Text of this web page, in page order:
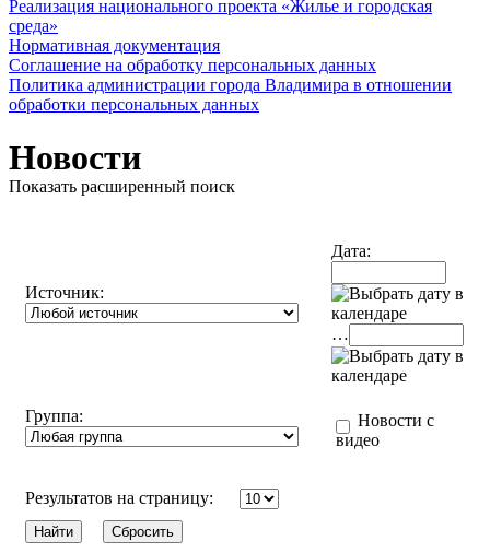
Реализация национального проекта «Жилье и городская
среда»
Нормативная документация
Соглашение на обработку персональных данных
Политика администрации города Владимира в отношении
обработки персональных данных
Новости
Показать расширенный поиск
Источник:
Дата:
…
Группа:
Новости с
видео
Результатов на страницу: